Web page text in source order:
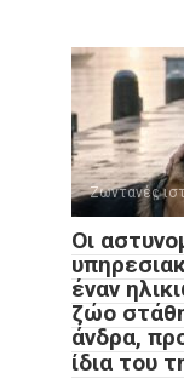
Ζωντανές
Οι
έναν
ζώο
άνδρα,
ίδια του